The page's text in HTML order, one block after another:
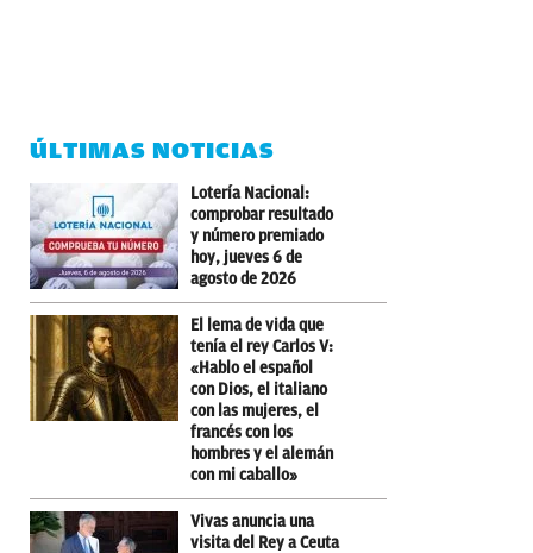
ÚLTIMAS NOTICIAS
Lotería Nacional:
comprobar resultado
y número premiado
hoy, jueves 6 de
agosto de 2026
El lema de vida que
tenía el rey Carlos V:
«Hablo el español
con Dios, el italiano
con las mujeres, el
francés con los
hombres y el alemán
con mi caballo»
Vivas anuncia una
visita del Rey a Ceuta